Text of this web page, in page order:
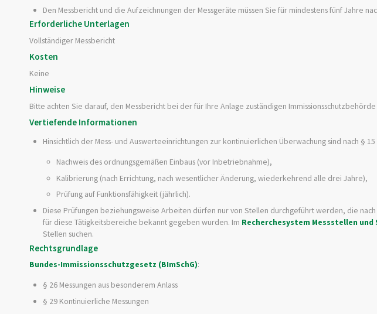
Den Messbericht und die Aufzeichnungen der Messgeräte müssen Sie für mindestens fünf Jahre
Erforderliche Unterlagen
Vollständiger Messbericht
Kosten
Keine
Hinweise
Bitte achten Sie darauf, den Messbericht bei der für Ihre Anlage zuständigen
Vertiefende Informationen
Hinsichtlich der Mess- und Auswerteeinrichtungen zur kontinuierlichen Überwachung sind nach §
Nachweis des ordnungsgemäßen Einbaus (vor Inbetriebnahme),
Kalibrierung (nach Errichtung, nach wesentlicher Änderung, wiederkehrend alle drei Jahre),
Prüfung auf Funktionsfähigkeit (jährlich).
Diese Prüfungen beziehungsweise Arbeiten dürfen nur von Stellen durchgeführt werden, die nach
für diese Tätigkeitsbereiche bekannt gegeben wurden. Im Recherchesystem Messstellen
Stellen suchen.
Rechtsgrundlage
Bundes-Immissionsschutzgesetz (BImSchG):
§ 26 Messungen aus besonderem Anlass
§ 29 Kontinuierliche Messungen